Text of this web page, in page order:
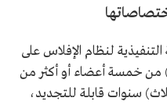
التنفيذية لنظام الإفلاس على
من خمسة أعضاء أو أكثر من
سنوات قابلة للتجديد،